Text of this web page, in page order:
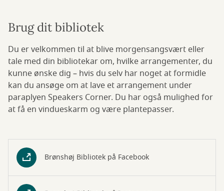
Brug dit bibliotek
Du er velkommen til at blive morgensangsvært eller
tale med din bibliotekar om, hvilke arrangementer, du
kunne ønske dig – hvis du selv har noget at formidle
kan du ansøge om at lave et arrangement under
paraplyen Speakers Corner. Du har også mulighed for
at få en vindueskarm og være plantepasser.
Brønshøj Bibliotek på Facebook